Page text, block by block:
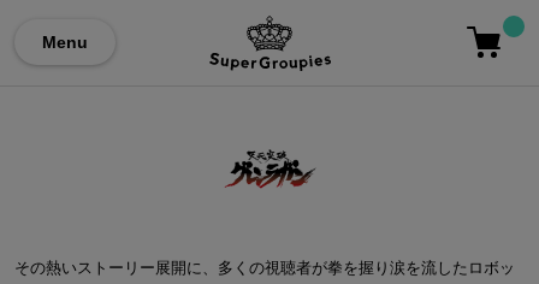
Menu
その熱いストーリー展開に、多くの視聴者が拳を握り涙を流したロボッ